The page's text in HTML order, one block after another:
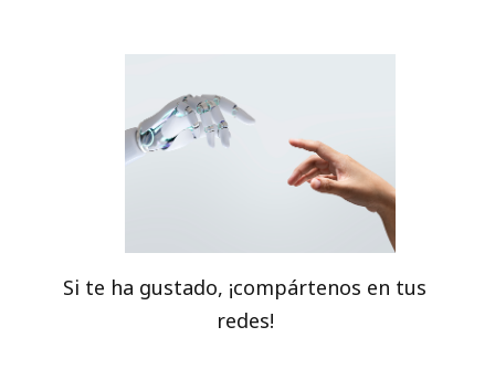
Si te ha gustado, ¡compártenos en tus
redes!